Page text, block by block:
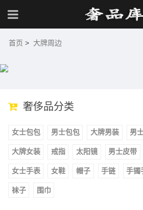
首页 > 大牌周边
奢侈品分类
女士包包 男士包包 大牌男装 男
大牌女装 戒指 太阳镜 男士皮带
女士手表 女鞋 帽子 手链 手镯
袜子 围巾